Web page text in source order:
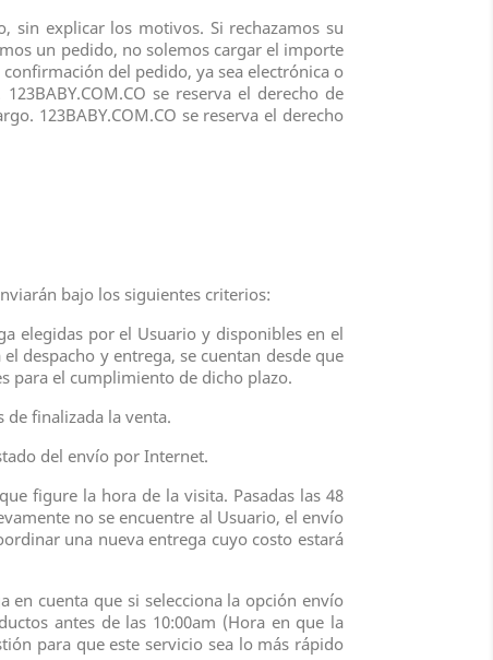
sin explicar los motivos. Si rechazamos su
un pedido, no solemos cargar el importe
del pedido, ya sea electrónica o
se reserva el derecho de
123BABY.COM.CO se reserva el derecho
bajo los siguientes criterios:
elegidas por el Usuario y disponibles en el
despacho y entrega, se cuentan desde que
para el cumplimiento de dicho plazo.
de finalizada la venta.
del envío por Internet.
figure la hora de la visita. Pasadas las 48
no se encuentre al Usuario, el envío
una nueva entrega cuyo costo estará
en cuenta que si selecciona la opción envío
antes de las 10:00am (Hora en que la
para que este servicio sea lo más rápido